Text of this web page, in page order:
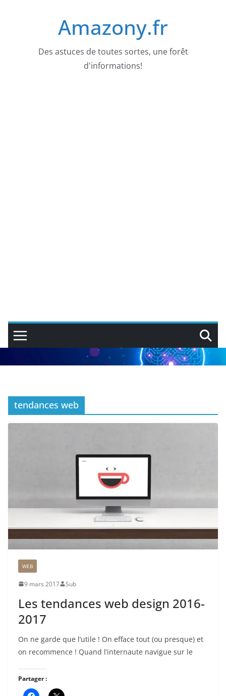
Amazony.fr
Des astuces de toutes sortes, une forêt
d'informations!
tendances web
WEB
9 mars 2017 Sub
Les tendances web design 2016-
2017
On ne garde que l’utile ! On efface tout (ou presque) et
on recommence ! Quand l’internaute navigue sur le
Partager :